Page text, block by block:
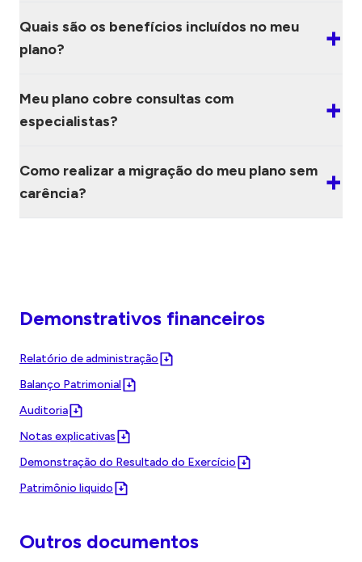
Quais são os benefícios incluídos no meu
plano?
+
Meu plano cobre consultas com
especialistas?
+
Como realizar a migração do meu plano sem
carência?
+
Demonstrativos financeiros
Relatório de administração
Balanço Patrimonial
Auditoria
Notas explicativas
Demonstração do Resultado do Exercício
Patrimônio liquido
Outros documentos